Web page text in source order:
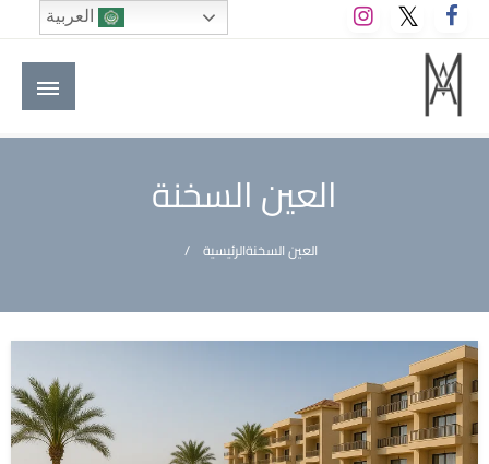
التخطي
إلى
المحتوى
M A hotels | إم ايه هوتيلز
الموقع الأول للعاملين في الفنادق في العالم العربي
العين السخنة
الرئيسيةالعين السخنة
العربية